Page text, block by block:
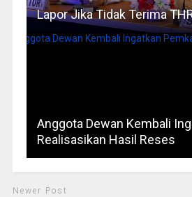
Lapor Jika Tidak Terima
Anggota Dewan Kembali
Realisasikan Hasil Reses
Newer Post